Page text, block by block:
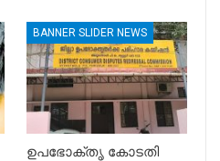
BANNER SLIDER NEWS
ഉപഭോക്തൃ കോടതി